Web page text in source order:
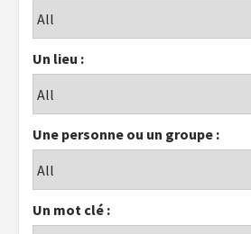
Un lieu :
Une personne ou un groupe :
Un mot clé :